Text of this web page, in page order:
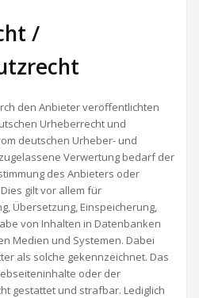
/
den Anbieter veröffentlichten
Urheberrecht und
deutschen Urheber- und
Verwertung bedarf der
des Anbieters oder
gilt vor allem für
Übersetzung, Einspeicherung,
von Inhalten in Datenbanken
Medien und Systemen. Dabei
als solche gekennzeichnet. Das
oder der
gestattet und strafbar. Lediglich